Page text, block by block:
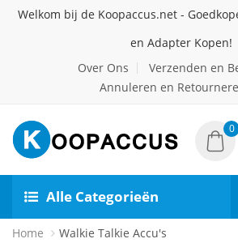
Welkom bij de Koopaccus.net -
en Adapter Kopen!
Over Ons
Verzenden en
Annuleren en
0
Alle Categorieën
Home Walkie Talkie Accu's